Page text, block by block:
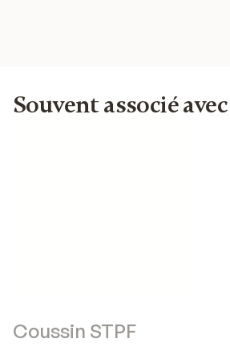
Souvent associé avec
Coussin STPF